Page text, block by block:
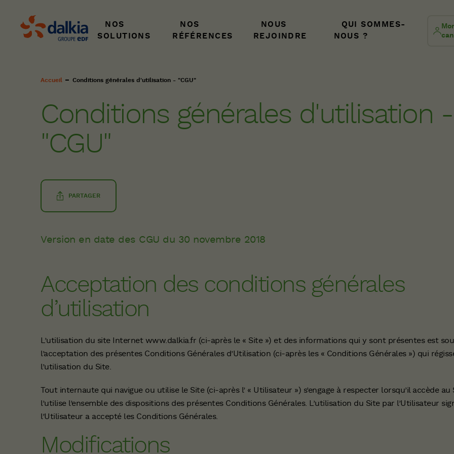
NOS
SOLUTIONS
NOS
RÉFÉRENCES
NOUS
REJOINDRE
QUI SOMMES-
NOUS ?
Fil
Accueil Conditions générales d'utilisation - "CGU"
Conditions générales d'utilisation -
"CGU"
PARTAGER
Version en date des CGU du 30 novembre 2018
Acceptation des conditions générales
d’utilisation
L’utilisation du site Internet www.dalkia.fr (ci-après le « Site ») et des informations qui y sont présentes est
l’acceptation des présentes Conditions Générales d’Utilisation (ci-après les « Conditions Générales ») qui
l’utilisation du Site.
Tout internaute qui navigue ou utilise le Site (ci-après l’ « Utilisateur ») s’engage à respecter lorsqu’il accède au
l’utilise l’ensemble des dispositions des présentes Conditions Générales. L’utilisation du Site par l’Utilisateur
l’Utilisateur a accepté les Conditions Générales.
Modifications